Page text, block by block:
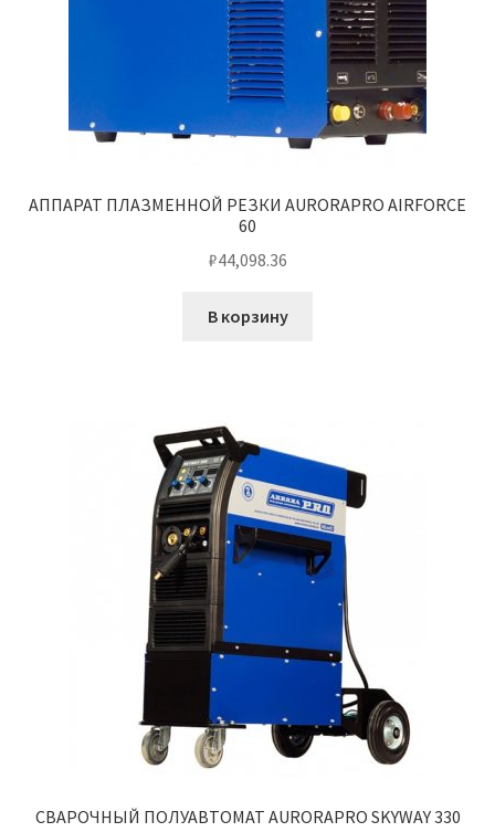
АППАРАТ ПЛАЗМЕННОЙ РЕЗКИ AURORAPRO AIRFORCE
60
₽44,098.36
В корзину
СВАРОЧНЫЙ ПОЛУАВТОМАТ AURORAPRO SKYWAY 330